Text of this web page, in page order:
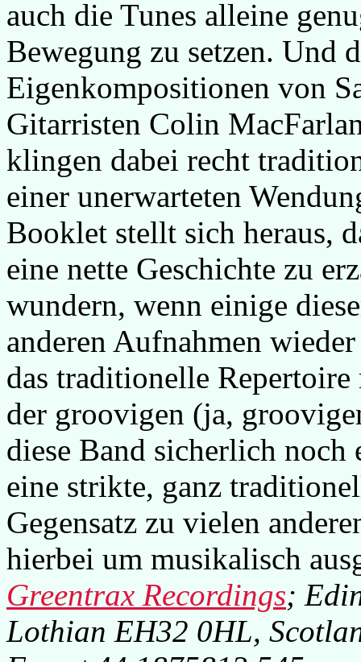
auch die Tunes alleine
Bewegung zu setzen. Und
Eigenkompositionen von
Gitarristen Colin
klingen dabei recht
einer unerwarteten
Booklet stellt sich heraus,
eine nette Geschichte zu
wundern, wenn einige
anderen Aufnahmen
das traditionelle
der groovigen (ja,
diese Band sicherlich noch
eine strikte, ganz
Gegensatz zu vielen
hierbei um musikalisch
Greentrax Recordings;
Lothian EH32 0HL,